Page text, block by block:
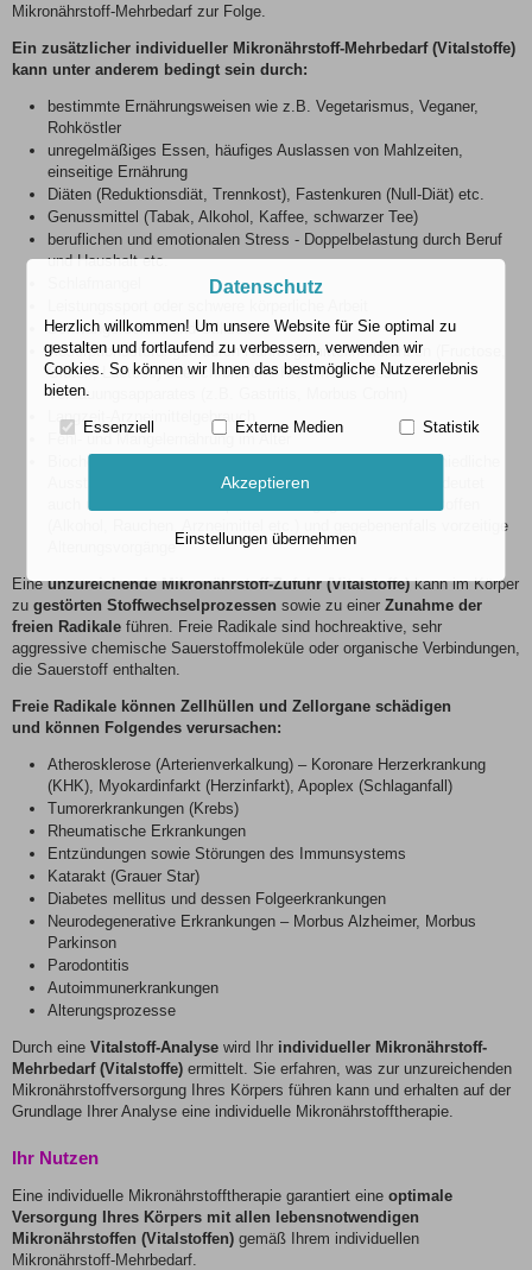
Mikronährstoff-Mehrbedarf zur Folge.
Ein zusätzlicher individueller Mikronährstoff-Mehrbedarf (Vitalstoffe)
kann unter anderem bedingt sein durch:
bestimmte Ernährungsweisen wie z.B. Vegetarismus, Veganer,
Rohköstler
unregelmäßiges Essen, häufiges Auslassen von Mahlzeiten,
einseitige Ernährung
Diäten (Reduktionsdiät, Trennkost), Fastenkuren (Null-Diät) etc.
Genussmittel (Tabak, Alkohol, Kaffee, schwarzer Tee)
beruflichen und emotionalen Stress - Doppelbelastung durch Beruf
und Haushalt etc.
Schwangerschaft und Stillzeit
Resorptionsstörungen durch Nahrungsmittelintoleranzen (Fructose,
Gluten, Lactose) oder chronische Krankheiten des
Verdauungsapparates (z.B. Gastritis, Morbus Crohn)
Langzeit-Arzneimittelgebrauch
Fehl- und Mangelernährung im Alter
Biochemische Individualität – genetisch bedingte unterschiedliche
Ausstattung z. B. mit radikalfangenden Enzymen, das bedeutet
auch unterschiedliche Empfindlichkeit gegenüber Schadstoffen
(Alkohol, Rauchen, Arzneimittel etc.) und gegebenenfalls vorzeitige
Eineunzureichende Mikronährstoff-Zufuhr (Vitalstoffe)kann im Körper
zu gestörten Stoffwechselprozessen sowie zu einer Zunahme der
freien Radikale führen. Freie Radikale sind hochreaktive, sehr
aggressive chemische Sauerstoffmoleküle oder organische Verbindungen,
die Sauerstoff enthalten.
Freie Radikale können Zellhüllen und Zellorgane schädigen
und können Folgendes verursachen:
Atherosklerose (Arterienverkalkung) – Koronare Herzerkrankung
(KHK), Myokardinfarkt (Herzinfarkt), Apoplex (Schlaganfall)
Tumorerkrankungen (Krebs)
Rheumatische Erkrankungen
Entzündungen sowie Störungen des Immunsystems
Katarakt (Grauer Star)
Diabetes mellitus und dessen Folgeerkrankungen
Neurodegenerative Erkrankungen – Morbus Alzheimer, Morbus
Parkinson
Parodontitis
Autoimmunerkrankungen
Alterungsprozesse
Durch eine Vitalstoff-Analyse wird Ihr individueller Mikronährstoff-
Mehrbedarf (Vitalstoffe) ermittelt. Sie erfahren, was zur unzureichenden
Mikronährstoffversorgung Ihres Körpers führen kann und erhalten auf der
Grundlage Ihrer Analyse eine individuelle Mikronährstofftherapie.
Ihr Nutzen
Eine individuelle Mikronährstofftherapie garantiert eine optimale
Versorgung Ihres Körpers mit allen lebensnotwendigen
Mikronährstoffen (Vitalstoffen) gemäß Ihrem individuellen
Mikronährstoff-Mehrbedarf.
Datenschutz
Herzlich willkommen! Um unsere Website für Sie optimal zu
gestalten und fortlaufend zu verbessern, verwenden wir
Cookies. So können wir Ihnen das bestmögliche Nutzererlebnis
bieten.
Essenziell Externe Medien Statistik
Akzeptieren
Einstellungen übernehmen